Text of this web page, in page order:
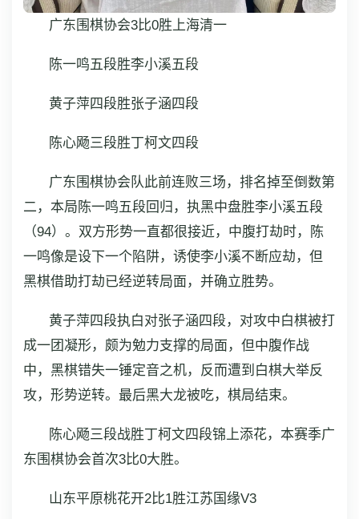
广东围棋协会3比0胜上海清一
陈一鸣五段胜李小溪五段
黄子萍四段胜张子涵四段
陈心飏三段胜丁柯文四段
广东围棋协会队此前连败三场，排名掉至倒数第
二，本局陈一鸣五段回归，执黑中盘胜李小溪五段
（94）。双方形势一直都很接近，中腹打劫时，陈
一鸣像是设下一个陷阱，诱使李小溪不断应劫，但
黑棋借助打劫已经逆转局面，并确立胜势。
黄子萍四段执白对张子涵四段，对攻中白棋被打
成一团凝形，颇为勉力支撑的局面，但中腹作战
中，黑棋错失一锤定音之机，反而遭到白棋大举反
攻，形势逆转。最后黑大龙被吃，棋局结束。
陈心飏三段战胜丁柯文四段锦上添花，本赛季广
东围棋协会首次3比0大胜。
山东平原桃花开2比1胜江苏国缘V3